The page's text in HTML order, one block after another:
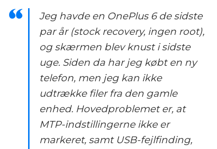
Jeg havde en OnePlus 6 de sidste
par år (stock recovery, ingen root),
og skærmen blev knust i sidste
uge. Siden da har jeg købt en ny
telefon, men jeg kan ikke
udtrække filer fra den gamle
enhed. Hovedproblemet er, at
MTP-indstillingerne ikke er
markeret, samt USB-fejlfinding,